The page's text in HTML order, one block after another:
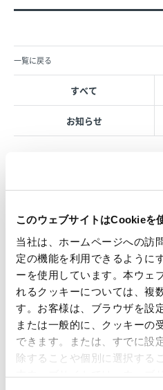
このウェブサイトはCookieを
当社は、ホームページへの訪
定の機能を利用できるように
ーを使用しています。本ウェ
れるクッキーについては、複
す。お客様は、ブラウザを設
または一般的に、クッキーの
できます。または、すでに設
除することや個別に選択する
一覧に戻る
すべて
お知らせ
OVOL LOOP
グルー
2026.07.17
事業紹介
1845年の創業
使用済
レート